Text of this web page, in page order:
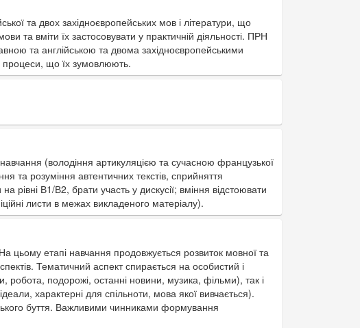
та двох західноєвропейських мов і літератури, що
та вміти їх застосовувати у практичній діяльності. ПРН
та англійською та двома західноєвропейськими
процеси, що їх зумовлюють.
(володіння артикуляцією та сучасною французької
та розуміння автентичних текстів, сприйняття
рівні В1/В2, брати участь у дискусії; вміння відстоювати
листи в межах викладеного матеріалу).
цьому етапі навчання продовжується розвиток мовної та
Тематичний аспект спирається на особистий і
робота, подорожі, останні новини, музика, фільми), так і
характерні для спільноти, мова якої вивчається).
буття. Важливими чинниками формування